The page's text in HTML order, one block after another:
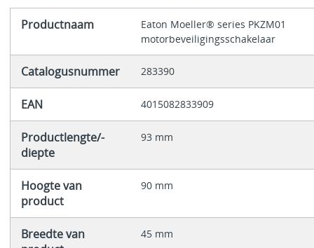
Productnaam
Eaton Moeller® series PKZM01
motorbeveiligingsschakelaar
Catalogusnummer 283390
EAN 4015082833909
Productlengte/-
diepte
93 mm
Hoogte van
product
90 mm
Breedte van
45 mm